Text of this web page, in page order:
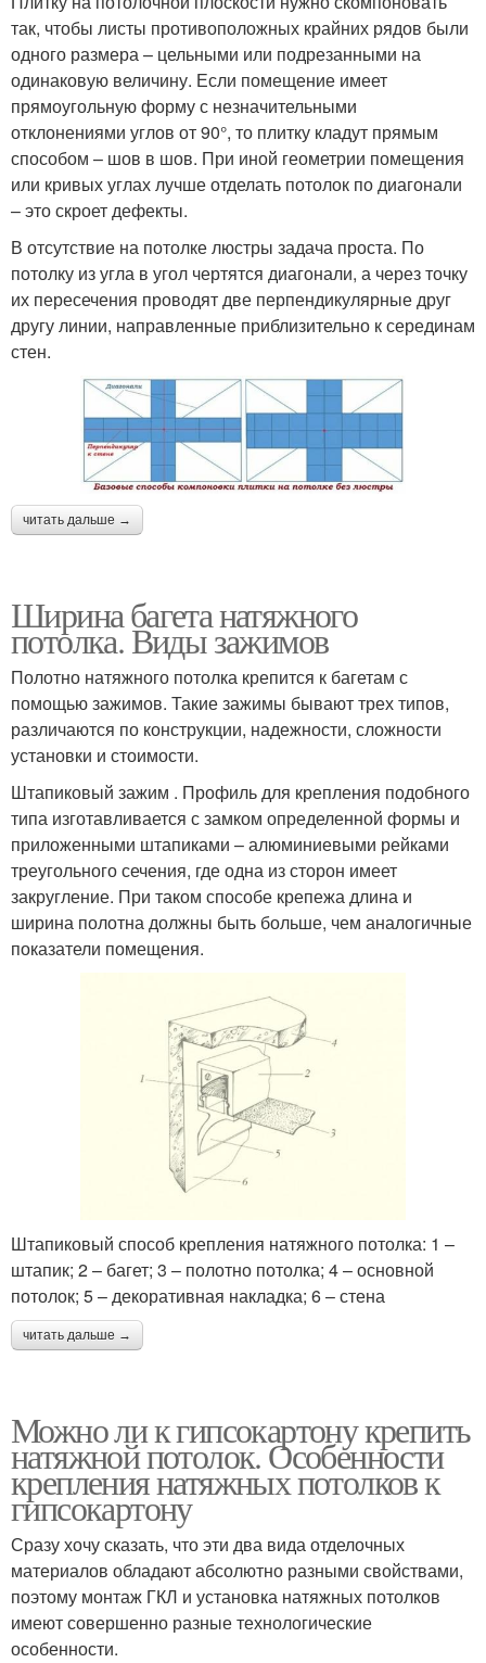
так, чтобы листы противоположных крайних рядов были
одного размера – цельными или подрезанными на
одинаковую величину. Если помещение имеет
прямоугольную форму с незначительными
отклонениями углов от 90°, то плитку кладут прямым
способом – шов в шов. При иной геометрии помещения
или кривых углах лучше отделать потолок по диагонали
– это скроет дефекты.
В отсутствие на потолке люстры задача проста. По
потолку из угла в угол чертятся диагонали, а через точку
их пересечения проводят две перпендикулярные друг
другу линии, направленные приблизительно к серединам
стен.
читать дальше →
Ширина багета натяжного
потолка. Виды зажимов
Полотно натяжного потолка крепится к багетам с
помощью зажимов. Такие зажимы бывают трех типов,
различаются по конструкции, надежности, сложности
установки и стоимости.
Штапиковый зажим . Профиль для крепления подобного
типа изготавливается с замком определенной формы и
приложенными штапиками – алюминиевыми рейками
треугольного сечения, где одна из сторон имеет
закругление. При таком способе крепежа длина и
ширина полотна должны быть больше, чем аналогичные
показатели помещения.
Штапиковый способ крепления натяжного потолка: 1 –
штапик; 2 – багет; 3 – полотно потолка; 4 – основной
потолок; 5 – декоративная накладка; 6 – стена
читать дальше →
Можно ли к гипсокартону крепить
натяжной потолок. Особенности
крепления натяжных потолков к
гипсокартону
Сразу хочу сказать, что эти два вида отделочных
материалов обладают абсолютно разными свойствами,
поэтому монтаж ГКЛ и установка натяжных потолков
имеют совершенно разные технологические
особенности.